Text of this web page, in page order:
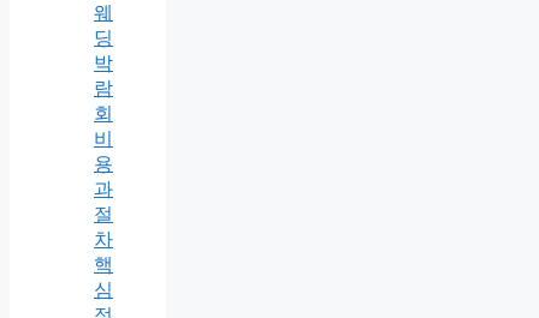
웨
딩
박
람
회
비
용
과
절
차
핵
심